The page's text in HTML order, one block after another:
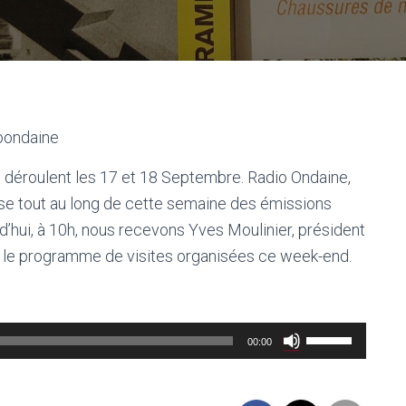
les 17 et 18 Septembre. Radio Ondaine,
tout au long de cette semaine des émissions
à 10h, nous recevons Yves Moulinier, président
programme de visites organisées ce week-end.
00:00
Utilisez
les